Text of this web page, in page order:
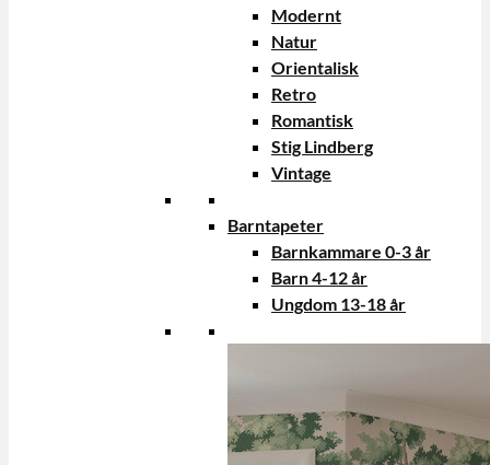
Modernt
Natur
Orientalisk
Retro
Romantisk
Stig Lindberg
Vintage
Barntapeter
Barnkammare 0-3 år
Barn 4-12 år
Ungdom 13-18 år